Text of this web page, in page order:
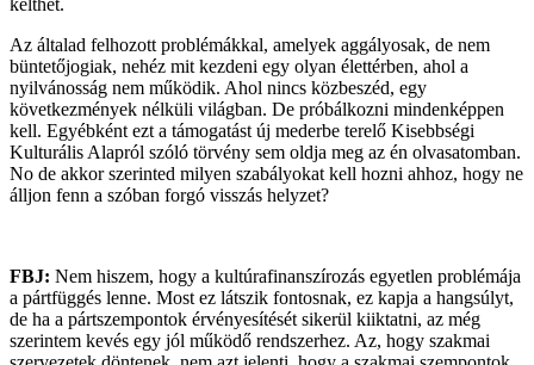
Az általad felhozott problémákkal, amelyek aggályosak, de nem
büntetőjogiak, nehéz mit kezdeni egy olyan élettérben, ahol a
nyilvánosság nem működik. Ahol nincs közbeszéd, egy
következmények nélküli világban. De próbálkozni mindenképpen
kell. Egyébként ezt a támogatást új mederbe terelő Kisebbségi
Kulturális Alapról szóló törvény sem oldja meg az én olvasatomban.
No de akkor szerinted milyen szabályokat kell hozni ahhoz, hogy ne
álljon fenn a szóban forgó visszás helyzet?
FBJ: Nem hiszem, hogy a kultúrafinanszírozás egyetlen problémája
a pártfüggés lenne. Most ez látszik fontosnak, ez kapja a hangsúlyt,
de ha a pártszempontok érvényesítését sikerül kiiktatni, az még
szerintem kevés egy jól működő rendszerhez. Az, hogy szakmai